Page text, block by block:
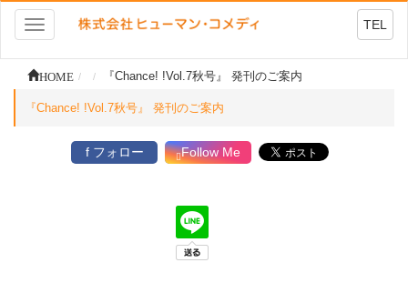
Toggle
navigation
TEL
HOME 『Chance! !Vol.7秋号』 発刊のご案内
『Chance! !Vol.7秋号』 発刊のご案内
f フォロー Follow Me